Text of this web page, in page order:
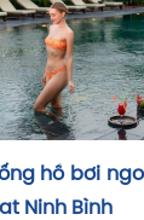
bơm – lọc
– kho sẵn –
– vận hành
“đẹp khi vận
thượng One
Ninh Bình